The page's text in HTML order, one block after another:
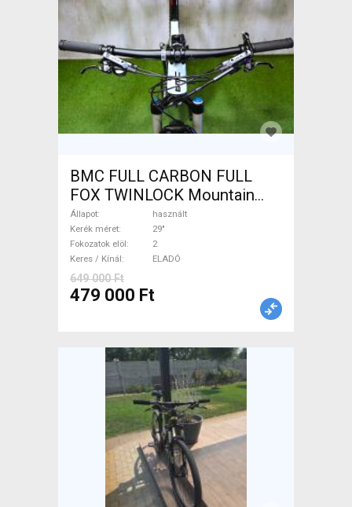
BMC FULL CARBON FULL
FOX TWINLOCK Mountain
Bike 29" össztelós / fully
használt ELADÓ
Állapot
használt
Kerék méret
29"
Fokozatok elöl
2
Keres / Kínál
ELADÓ
649 000 Ft
479 000 Ft